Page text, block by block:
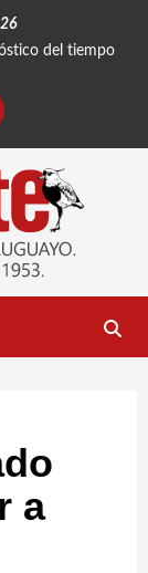
del tiempo
a